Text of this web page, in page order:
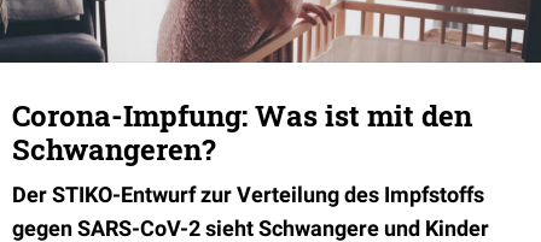
Corona-Impfung: Was ist mit den
Schwangeren?
Der STIKO-Entwurf zur Verteilung des Impfstoffs
gegen SARS-CoV-2 sieht Schwangere und Kinder